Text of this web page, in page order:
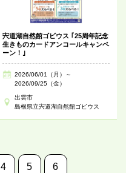
宍道湖自然館ゴビウス ｢25周年記念
生きものカードアンコールキャンペ
ーン！｣
2026/06/01（月）～
2026/09/25（金）
出雲市
島根県立宍道湖自然館ゴビウス
4 5 6